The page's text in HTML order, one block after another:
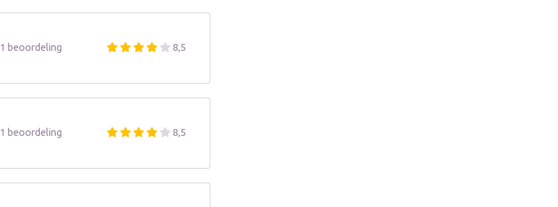
1 beoordeling 8,5
1 beoordeling 8,5